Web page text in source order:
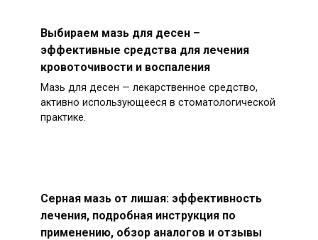
Выбираем мазь для десен –
эффективные средства для лечения
кровоточивости и воспаления
Мазь для десен — лекарственное средство,
активно использующееся в стоматологической
практике.
Серная мазь от лишая: эффективность
лечения, подробная инструкция по
применению, обзор аналогов и отзывы